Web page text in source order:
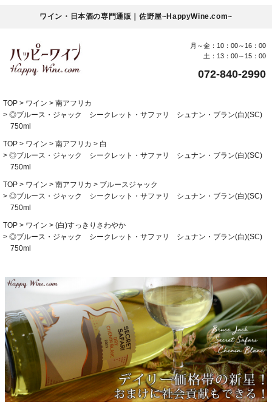
ワイン・日本酒の専門通販｜佐野屋~HappyWine.com~
月～金：10：00～16：00
土：13：00～15：00
072-840-2990
TOP ワイン
南アフリカ
◎ブルース・ジャック シークレット・サファリ シュナン・ブラン(白)(SC)
750ml
TOP ワイン 南アフリカ
白
◎ブルース・ジャック シークレット・サファリ シュナン・ブラン(白)(SC)
750ml
TOP ワイン 南アフリカ
ブルースジャック
◎ブルース・ジャック シークレット・サファリ シュナン・ブラン(白)(SC)
750ml
TOP ワイン
(白)すっきりさわやか
◎ブルース・ジャック シークレット・サファリ シュナン・ブラン(白)(SC)
750ml